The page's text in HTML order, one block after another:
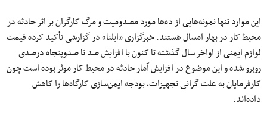
این موارد تنها نمونه‌هایی از ده‌ها مورد مصدومیت و مرگ کارگران بر اثر حادثه در
محیط کار در بهار امسال هستند. خبرگزاری «ایلنا» در گزارشی تأکید کرده قیمت
لوازم ایمنی از اواخر سال گذشته تا کنون با افزایش صد تا صدوپنجاه درصدی
روبرو شده و این موضوع در افزایش آمار حادثه در محیط کار موثر بوده است چون
کارفرمایان به علت گرانی تجهیزات، بودجه ایمن‌سازی کارگاه‌ها را کاهش
داده‌اند.